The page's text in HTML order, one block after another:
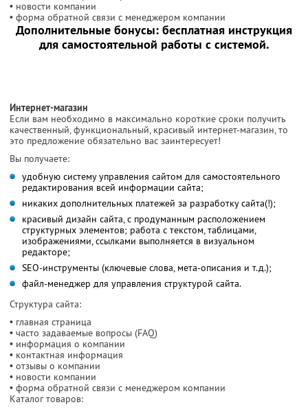
• новости компании
• форма обратной связи с менеджером компании
Дополнительные бонусы: бесплатная инструкция
для самостоятельной работы с системой.
Интернет-магазин
Если вам необходимо в максимально короткие сроки получить
качественный, функциональный, красивый интернет-магазин, то
это предложение обязательно вас заинтересует!
Вы получаете:
удобную систему управления сайтом для самостоятельного
редактирования всей информации сайта;
никаких дополнительных платежей за разработку сайта(!);
красивый дизайн сайта, с продуманным расположением
структурных элементов; работа с текстом, таблицами,
изображениями, ссылками выполняется в визуальном
редакторе;
SEO-инструменты (ключевые слова, мета-описания и т.д.);
файл-менеджер для управления структурой сайта.
Структура сайта:
• главная страница
• часто задаваемые вопросы (FAQ)
• информация о компании
• контактная информация
• отзывы о компании
• новости компании
• форма обратной связи с менеджером компании
Каталог товаров: